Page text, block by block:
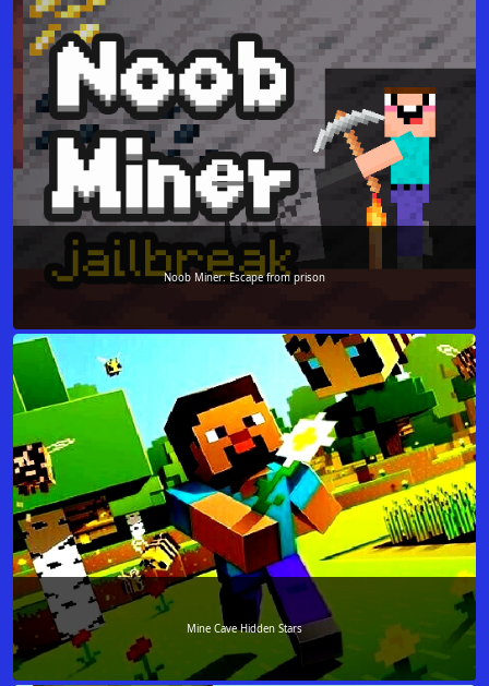
Noob Miner: Escape from prison
Mine Cave Hidden Stars